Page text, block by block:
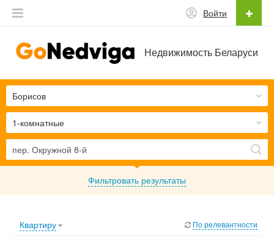
Недвижимость Беларуси
Войти
1-комнатные
Борисов
Фильтровать результаты
Квартиру По релевантности